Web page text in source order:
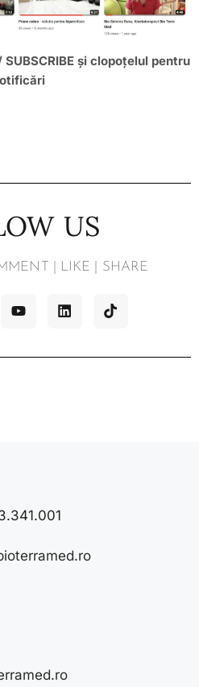
și clopoțelul pentru
US
| LIKE | SHARE